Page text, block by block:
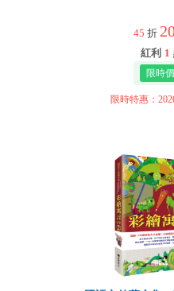
45 折
紅利 1
限時特惠：